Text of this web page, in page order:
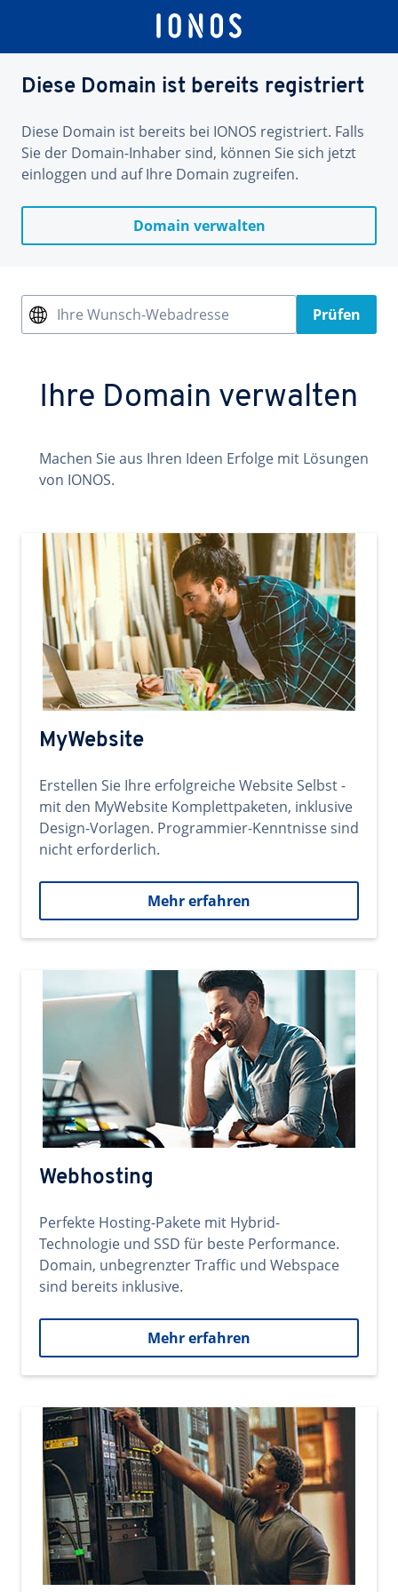
Diese Domain ist bereits registriert
Diese Domain ist bereits bei IONOS registriert. Falls
Sie der Domain-Inhaber sind, können Sie sich jetzt
einloggen und auf Ihre Domain zugreifen.
Domain verwalten
Ihre Wunsch-Webadresse Prüfen
Ihre Domain verwalten
Machen Sie aus Ihren Ideen Erfolge mit Lösungen
von IONOS.
MyWebsite
Erstellen Sie Ihre erfolgreiche Website Selbst -
mit den MyWebsite Komplettpaketen, inklusive
Design-Vorlagen. Programmier-Kenntnisse sind
nicht erforderlich.
Mehr erfahren
Webhosting
Perfekte Hosting-Pakete mit Hybrid-
Technologie und SSD für beste Performance.
Domain, unbegrenzter Traffic und Webspace
sind bereits inklusive.
Mehr erfahren